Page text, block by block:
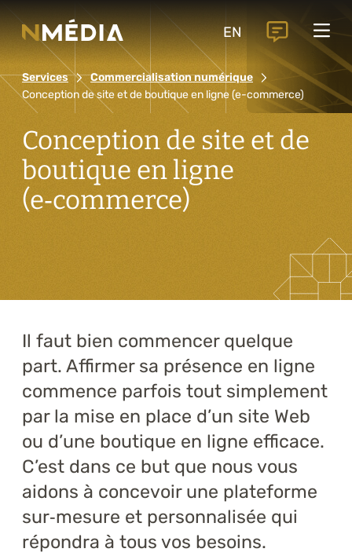
EN
Services
Services principaux
Analyse et conception numérique
Commercialisation numérique
Développement sur mesure
Services complémentaires
Formations
À propos
Blogue
Carrière
Nous joindre
Services
Commercialisation numérique
Conception de site et de boutique en ligne (e-commerce)
Conception de site et de
boutique en ligne
(e‑commerce)
Il faut bien commencer quelque
part. Affirmer sa présence en ligne
commence parfois tout simplement
par la mise en place d’un site Web
ou d’une boutique en ligne efficace.
C’est dans ce but que nous vous
aidons à concevoir une plateforme
sur‑mesure et personnalisée qui
répondra à tous vos besoins.